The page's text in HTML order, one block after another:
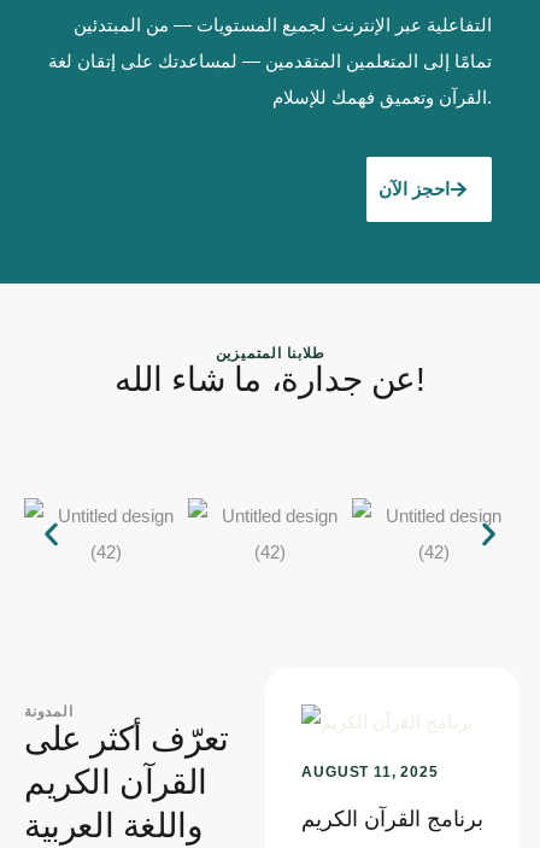
التفاعلية عبر الإنترنت لجميع المستويات — من المبتدئين
تمامًا إلى المتعلمين المتقدمين — لمساعدتك على إتقان لغة
القرآن وتعميق فهمك للإسلام.
احجز الآن
طلابنا المتميزين
عن جدارة، ما شاء الله!
المدونة
تعرّف أكثر على
القرآن الكريم
واللغة العربية
AUGUST 11, 2025
برنامج القرآن الكريم